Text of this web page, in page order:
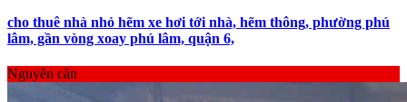
cho thuê nhà nhỏ hẽm xe hơi tới nhà, hẽm thông, phường phú
lâm, gần vòng xoay phú lâm, quận 6,
Nguyên căn